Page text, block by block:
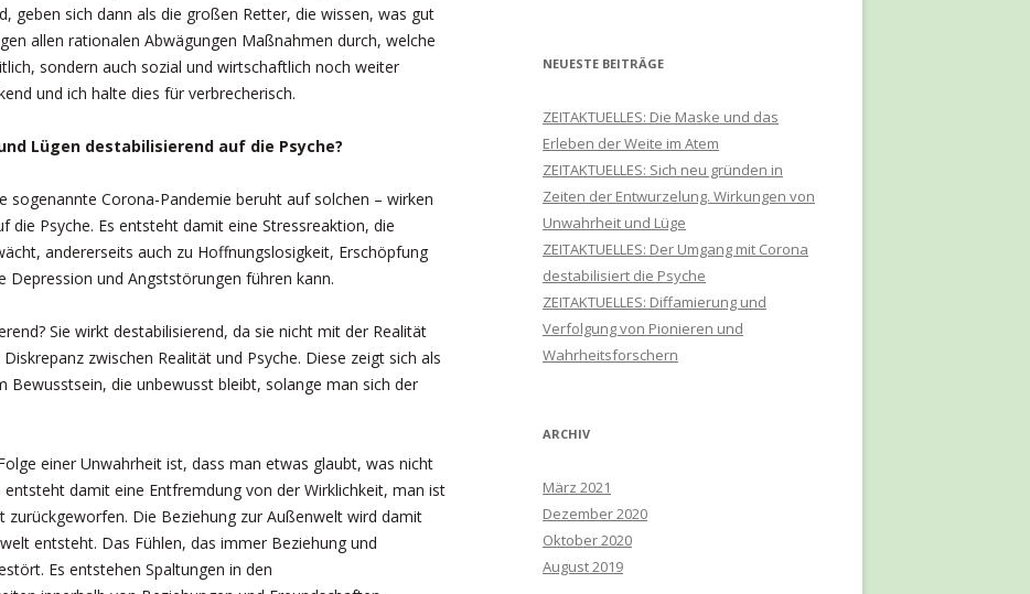
geben sich dann als die großen Retter, die wissen, was gut
allen rationalen Abwägungen Maßnahmen durch, welche
sondern auch sozial und wirtschaftlich noch weiter
und ich halte dies für verbrecherisch.
Lügen destabilisierend auf die Psyche?
sogenannte Corona-Pandemie beruht auf solchen – wirken
die Psyche. Es entsteht damit eine Stressreaktion, die
andererseits auch zu Hoffnungslosigkeit, Erschöpfung
Depression und Angststörungen führen kann.
Sie wirkt destabilisierend, da sie nicht mit der Realität
zwischen Realität und Psyche. Diese zeigt sich als
Bewusstsein, die unbewusst bleibt, solange man sich der
einer Unwahrheit ist, dass man etwas glaubt, was nicht
damit eine Entfremdung von der Wirklichkeit, man ist
zurückgeworfen. Die Beziehung zur Außenwelt wird damit
entsteht. Das Fühlen, das immer Beziehung und
Es entstehen Spaltungen in den
NEUESTE BEITRÄGE
ZEITAKTUELLES: Die Maske und das
Erleben der Weite im Atem
ZEITAKTUELLES: Sich neu gründen in
Zeiten der Entwurzelung. Wirkungen von
Unwahrheit und Lüge
ZEITAKTUELLES: Der Umgang mit Corona
destabilisiert die Psyche
ZEITAKTUELLES: Diffamierung und
Verfolgung von Pionieren und
Wahrheitsforschern
ARCHIV
März 2021
Dezember 2020
Oktober 2020
August 2019